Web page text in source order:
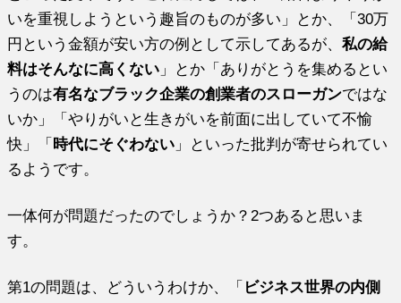
いを重視しようという趣旨のものが多い」とか、「30万
円という金額が安い方の例として示してあるが、私の給
料はそんなに高くない 」とか「ありがとうを集めるとい
うのは有名なブラック企業の創業者のスローガンではな
いか」「やりがいと生きがいを前面に出していて不愉
快」「 時代にそぐわない 」といった批判が寄せられてい
るようです。
一体何が問題だったのでしょうか？2つあると思いま
す。
第1の問題は、どういうわけか、「
ビジネス世界の内側